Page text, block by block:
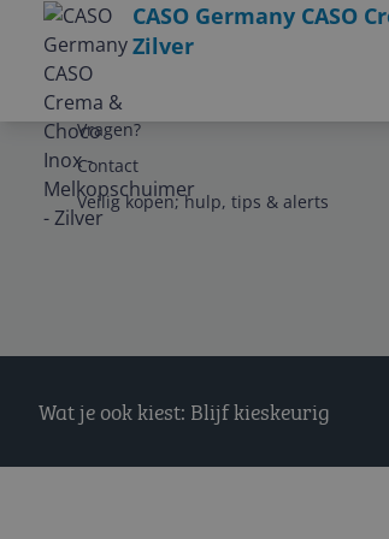
CASO Germany CASO
Zilver
Service
Vragen?
Contact
Veilig kopen; hulp, tips & alerts
Wat je ook kiest: Blijf kieskeurig